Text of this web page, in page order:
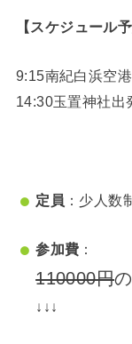
【スケジュール予
9:15南紀白浜空
14:30玉置神社出
定員 ：少人数
参加費 ：
110000円
↓↓↓